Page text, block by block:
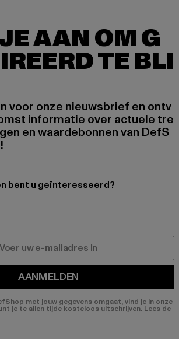
AAN OM G
TE BLI
voor onze nieuwsbrief en ontv
informatie over actuele tre
en waardebonnen van DefS
bent u geïnteresseerd?
AANMELDEN
met jouw gegevens omgaat, vind je in onze
je te allen tijde kosteloos uitschrijven. Lees de